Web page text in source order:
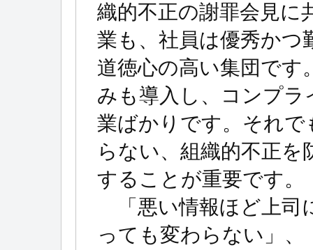
織的不正の謝罪会見に
業も、社員は優秀かつ
道徳心の高い集団です
みも導入し、コンプ
業ばかりです。それで
らない、組織的不正
することが重要です。
「悪い情報ほど上司
っても変わらない」